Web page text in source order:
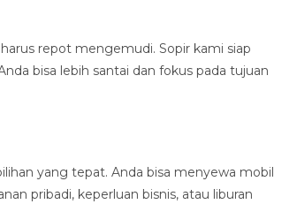
repot mengemudi. Sopir kami siap
bisa lebih santai dan fokus pada tujuan
yang tepat. Anda bisa menyewa mobil
pribadi, keperluan bisnis, atau liburan